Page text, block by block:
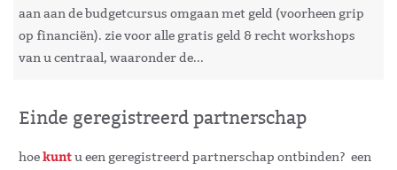
aan aan de budgetcursus omgaan met geld (voorheen grip
op financiën). zie voor alle gratis geld & recht workshops
van u centraal, waaronder de...
Einde geregistreerd partnerschap
hoekuntu een geregistreerd partnerschap ontbinden? een